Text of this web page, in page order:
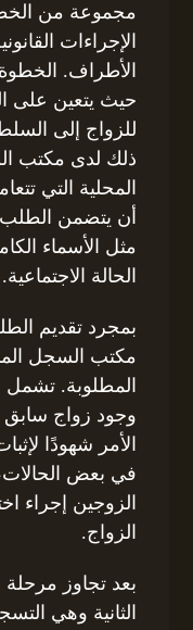
مجموعة من
الإجراءات
الأطراف.
حيث يتعين على
للزواج إلى
ذلك لدى مكتب
المحلية التي
أن يتضمن
مثل الأسماء
الحالة الاجتماعية.
بمجرد تقديم
مكتب السجل
المطلوبة.
وجود زواج سابق
الأمر شهودًا
في بعض
الزوجين إجراء
الزواج.
بعد تجاوز مرحلة
الثانية وهي